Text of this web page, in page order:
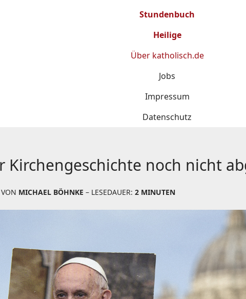
Stundenbuch
Heilige
Über katholisch.de
Jobs
Impressum
Datenschutz
Kirchengeschichte noch nicht
MICHAEL BÖHNKE – LESEDAUER: 2 MINUTEN